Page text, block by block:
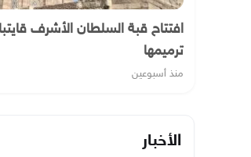
افتتاح قبة السلطان الأشرف
ترميمها
منذ أسبوعين
الأخبار